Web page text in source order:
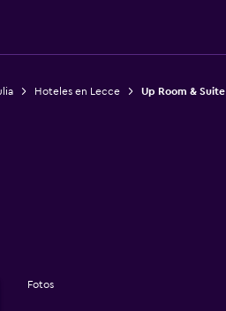
Hoteles en Lecce Up Room & Suite
Fotos